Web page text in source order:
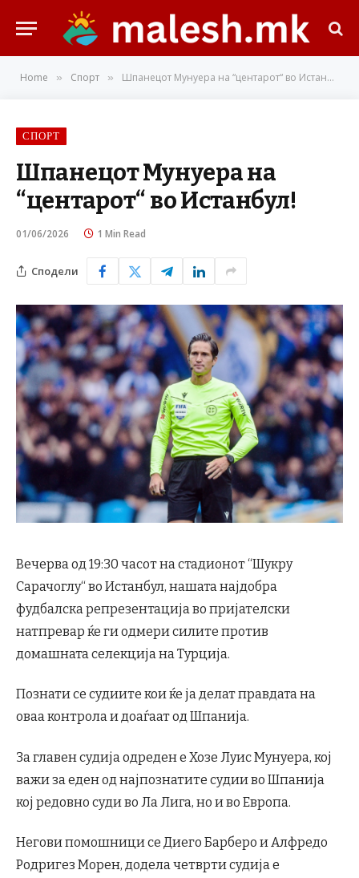
Home » Спорт » Шпанецот Мунуера на “центарот“ во Истанбул!
СПОРТ
Шпанецот Мунуера на
“центарот“ во Истанбул!
01/06/2026 1 Min Read
Сподели
Вечерва од 19:30 часот на стадионот “Шукру
Сарачоглу“ во Истанбул, нашата најдобра
фудбалска репрезентација во пријателски
натпревар ќе ги одмери силите против
домашната селекција на Турција.
Познати се судиите кои ќе ја делат правдата на
оваа контрола и доаѓаат од Шпанија.
За главен судија одреден е Хозе Луис Мунуера, кој
важи за еден од најпознатите судии во Шпанија
кој редовно суди во Ла Лига, но и во Европа.
Негови помошници се Диего Барберо и Алфредо
Родригез Морен, додела четврти судија е